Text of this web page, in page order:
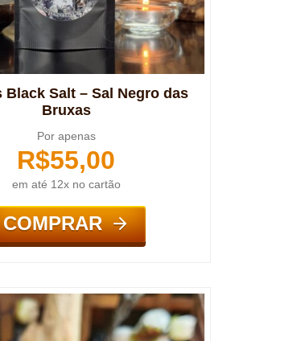
Black Salt – Sal Negro das
Bruxas
Por apenas
R$55,00
em até 12x no cartão
COMPRAR